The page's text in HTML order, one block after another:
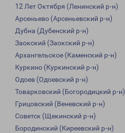
12 Лет Октября (Ленинский р-н)
Арсеньево (Арсеньевский р-н)
Дубна (Дубенский р-н)
Заокский (Заокский р-н)
Архангельское (Каменский р-н)
Куркино (Куркинский р-н)
Одоев (Одоевский р-н)
Товарковский (Богородицкий р-н)
Грицовский (Веневский р-н)
Советск (Щекинский р-н)
Бородинский (Киреевский р-н)